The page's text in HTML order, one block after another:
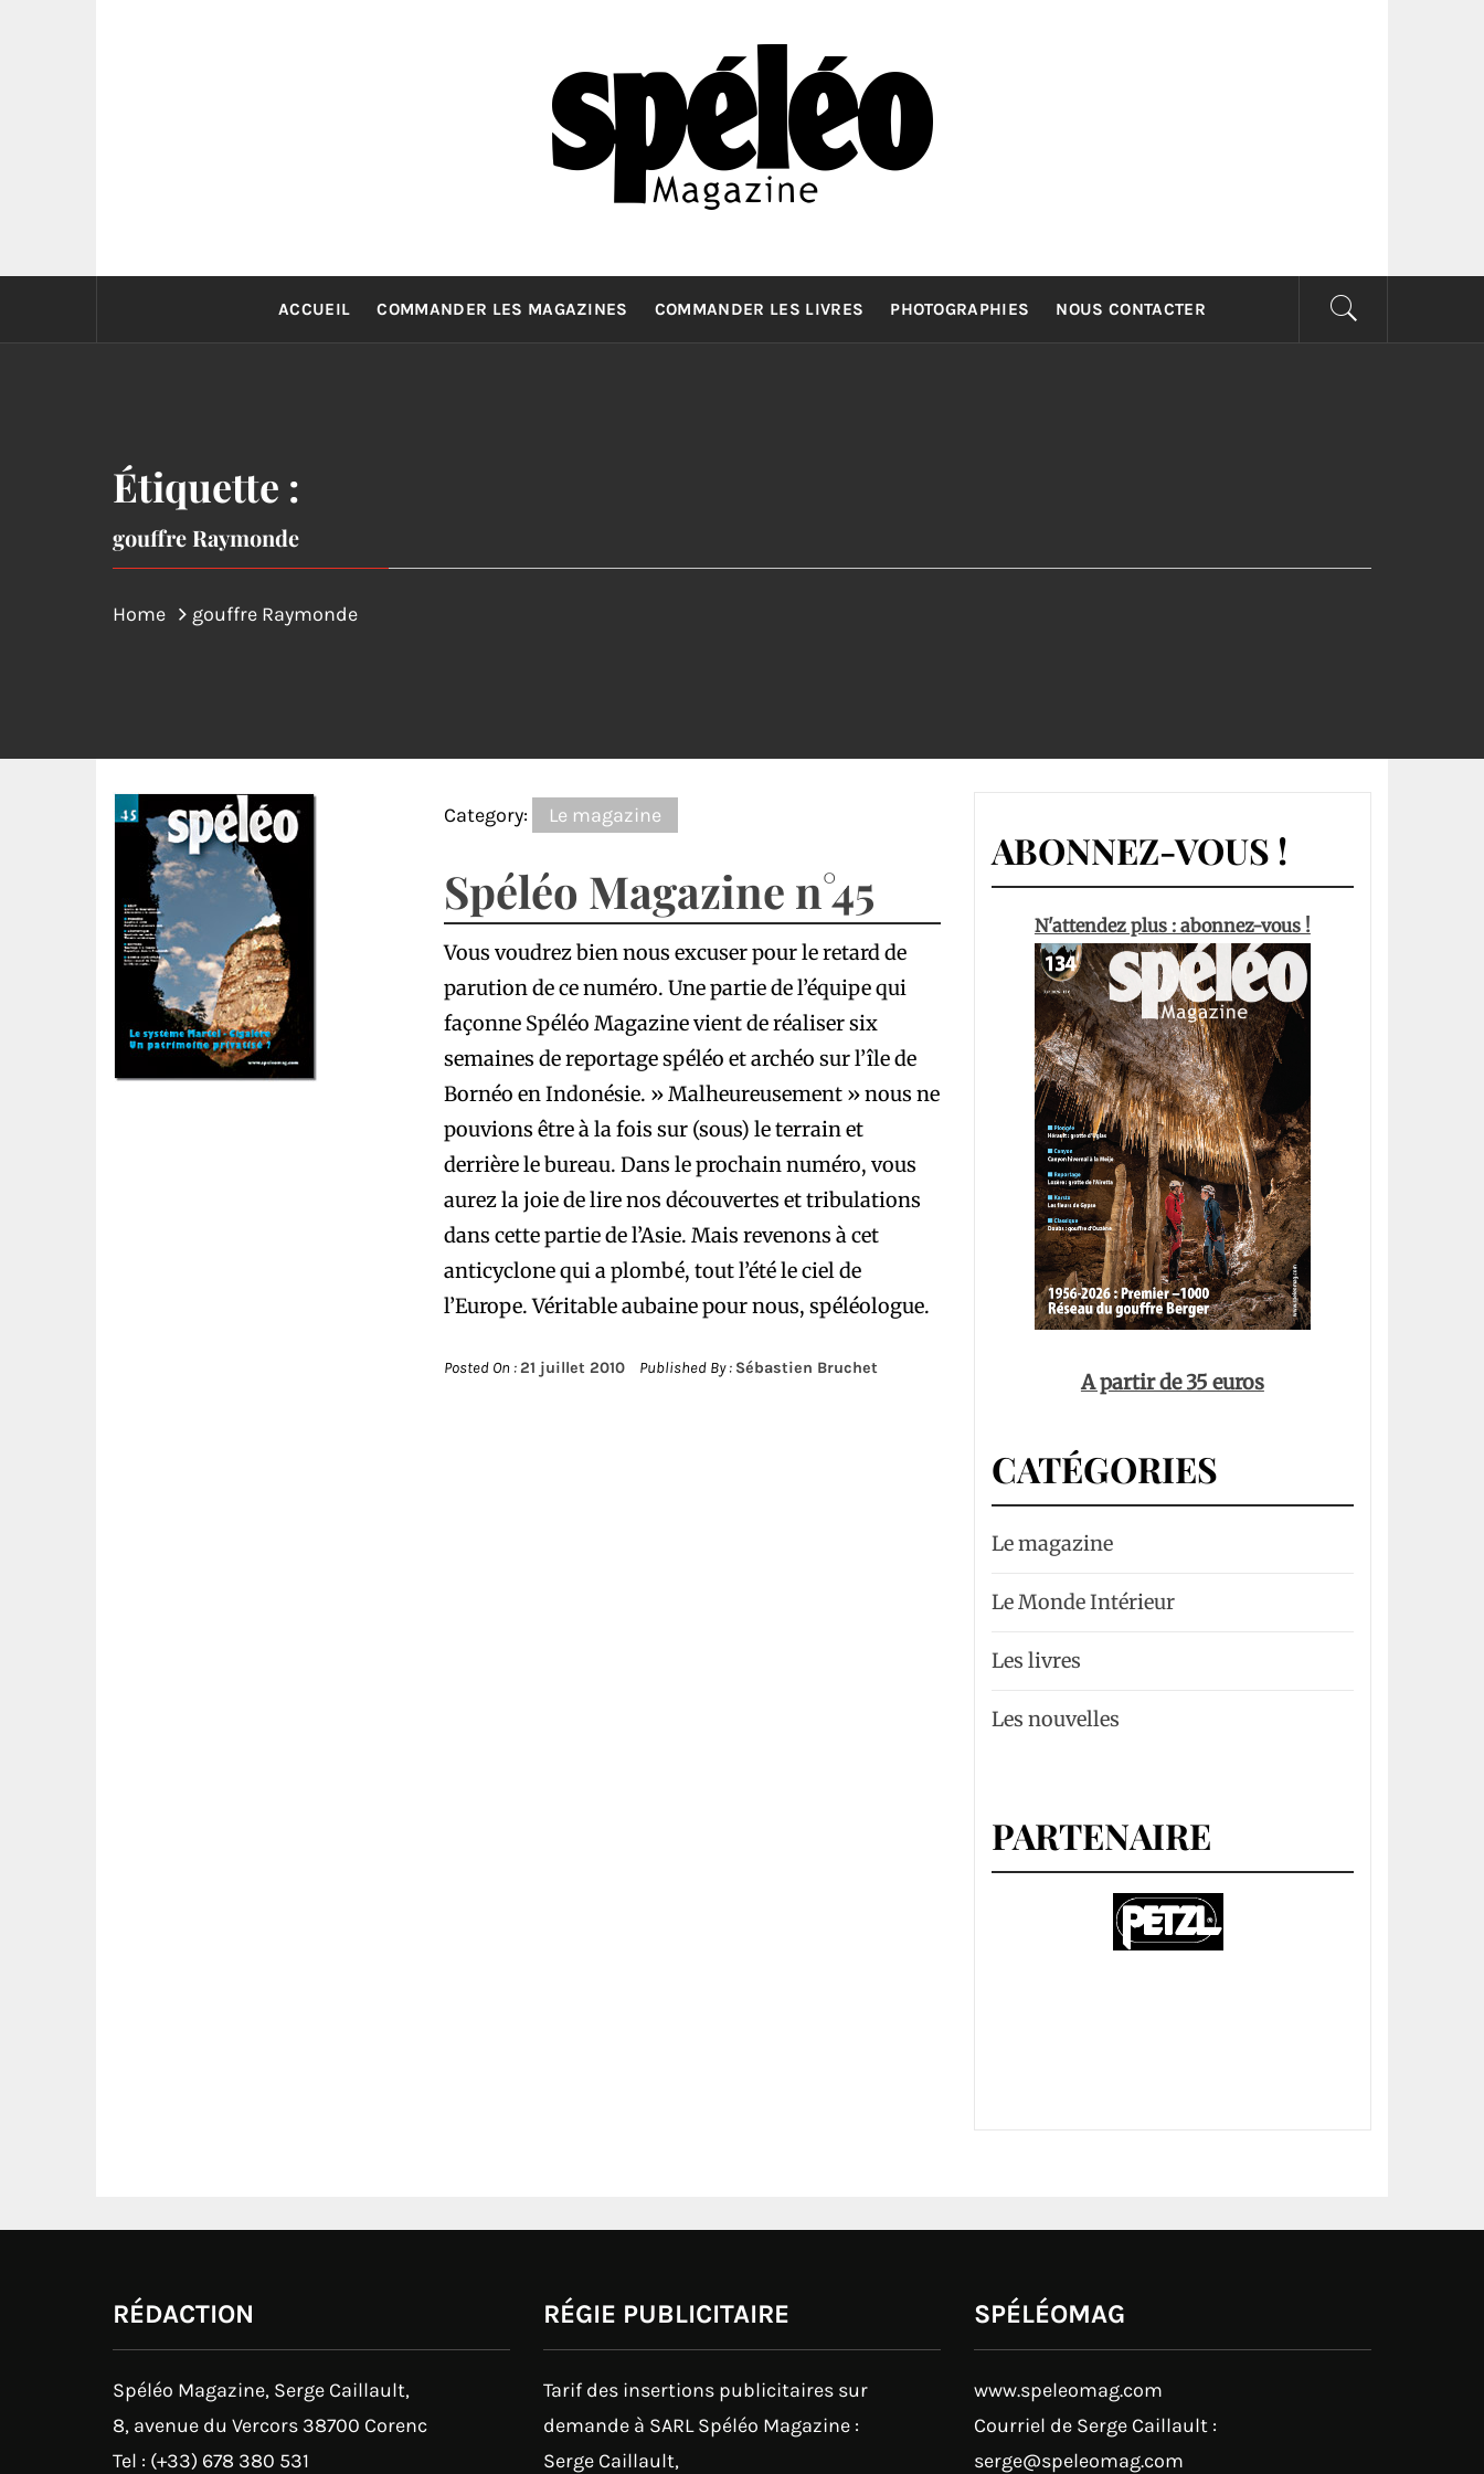
SPELEOMAG
La spéléologie d'exploration Grand Format
ACCUEIL COMMANDER LES MAGAZINES COMMANDER LES LIVRES PHOTOGRAPHIES NOUS CONTACTER
Étiquette :
gouffre Raymonde
Home gouffre Raymonde
Category: Le magazine
Spéléo Magazine n°45
Vous voudrez bien nous excuser pour le retard de
parution de ce numéro. Une partie de l’équipe qui
façonne Spéléo Magazine vient de réaliser six
semaines de reportage spéléo et archéo sur l’île de
Bornéo en Indonésie. » Malheureusement » nous ne
pouvions être à la fois sur (sous) le terrain et
derrière le bureau. Dans le prochain numéro, vous
aurez la joie de lire nos découvertes et tribulations
dans cette partie de l’Asie. Mais revenons à cet
anticyclone qui a plombé, tout l’été le ciel de
l’Europe. Véritable aubaine pour nous, spéléologue.
Posted On :21 juillet 2010 Published By : Sébastien Bruchet
ABONNEZ-VOUS !
N'attendez plus : abonnez-vous !
A partir de 35 euros
CATÉGORIES
Le magazine
Le Monde Intérieur
Les livres
Les nouvelles
PARTENAIRE
RÉDACTION
Spéléo Magazine, Serge Caillault,
8, avenue du Vercors 38700 Corenc
Tel : (+33) 678 380 531
RÉGIE PUBLICITAIRE
Tarif des insertions publicitaires sur
demande à SARL Spéléo Magazine :
Serge Caillault,
SPÉLÉOMAG
www.speleomag.com
Courriel de Serge Caillault :
serge@speleomag.com